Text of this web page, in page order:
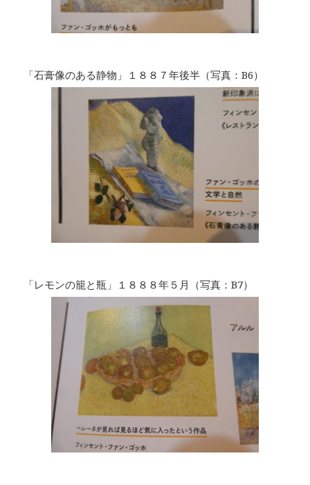
「石膏像のある静物」１８８７年後半（写真：B6）
「レモンの籠と瓶」１８８８年５月（写真：B7）